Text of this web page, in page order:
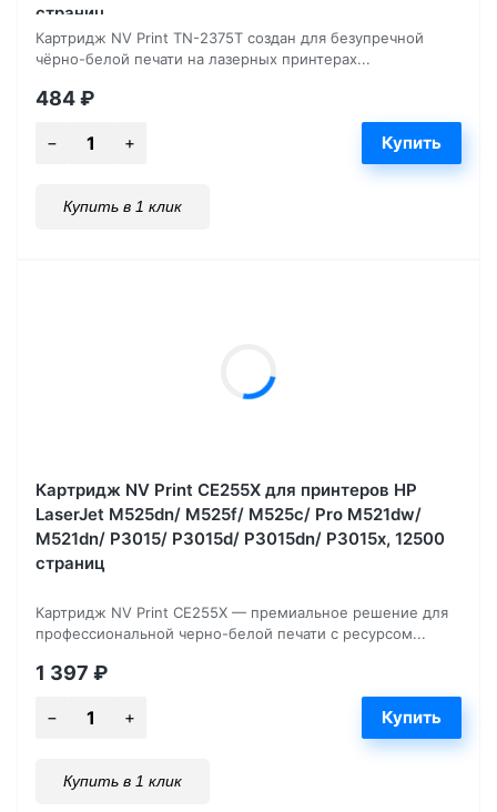
страниц
Картридж NV Print TN-2375T создан для безупречной
чёрно-белой печати на лазерных принтерах...
484₽
Купить в 1 клик
Картридж NV Print CE255X для принтеров HP
LaserJet M525dn/ M525f/ M525c/ Pro M521dw/
M521dn/ P3015/ P3015d/ P3015dn/ P3015x, 12500
страниц
Картридж NV Print CE255X — премиальное решение для
профессиональной черно-белой печати с ресурсом...
1 397 ₽
Купить в 1 клик